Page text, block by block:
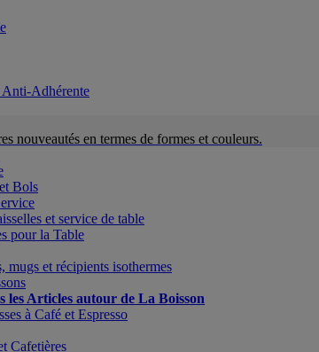
Anti-Adhérente
nouveautés en termes de formes et couleurs.
Bols
et service de table
pour la Table
mugs et récipients isothermes
les Articles autour de La Boisson
à Café et Espresso
Cafetières